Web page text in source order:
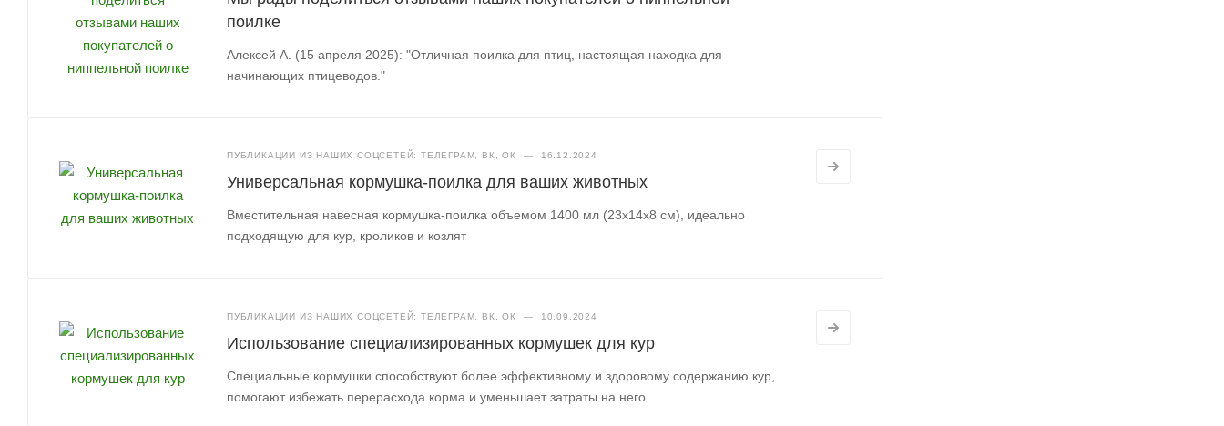
поилке
Алексей А. (15 апреля 2025): "Отличная поилка для птиц, настоящая находка для
начинающих птицеводов."
ПУБЛИКАЦИИ ИЗ НАШИХ СОЦСЕТЕЙ: ТЕЛЕГРАМ, ВК, ОК — 16.12.2024
Универсальная кормушка-поилка для ваших животных
Вместительная навесная кормушка-поилка объемом 1400 мл (23х14х8 см), идеально
подходящую для кур, кроликов и козлят
ПУБЛИКАЦИИ ИЗ НАШИХ СОЦСЕТЕЙ: ТЕЛЕГРАМ, ВК, ОК — 10.09.2024
Использование специализированных кормушек для кур
Специальные кормушки способствуют более эффективному и здоровому содержанию кур,
помогают избежать перерасхода корма и уменьшает затраты на него